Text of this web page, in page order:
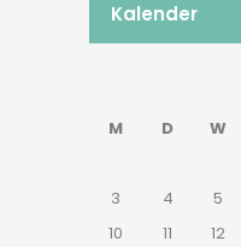
Kalender
M D W
3
4 5
10
11 12